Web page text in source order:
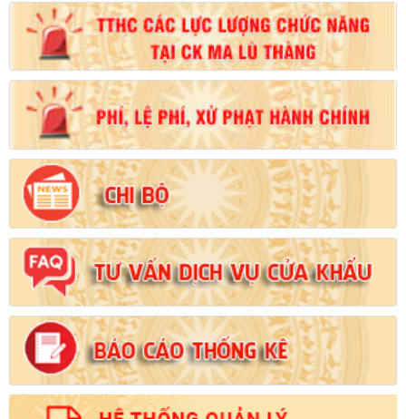
Số:102/2024/NĐ-CP
Tên:(Nghị định Quy định chi tiết thi hành một số điều của Luật
Đất đai)
Ngày ban hành: (21/08/2024)
Số:103/2024/NĐ-CP
Tên:(Nghị định Quy định về tiền sử dụng đất, tiền thuê đất)
Ngày ban hành: (21/08/2024)
Số:1731/KH-UBND
Tên:(Kế hoạch triển khai thi hành Luật Đất đai năm 2024)
Ngày ban hành: (21/08/2024)